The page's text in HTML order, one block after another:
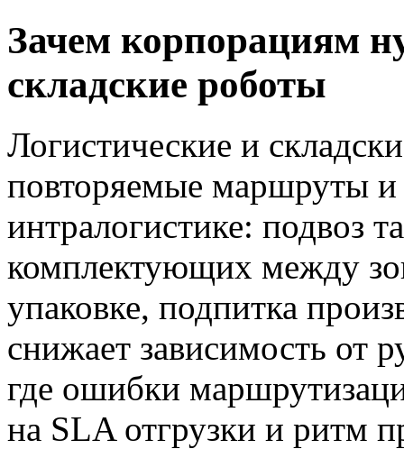
Зачем корпорациям
складские роботы
Логистические и
повторяемые маршруты и
интралогистике: подвоз
комплектующих между
упаковке, подпитка
снижает зависимость от
где ошибки
на SLA отгрузки и ритм